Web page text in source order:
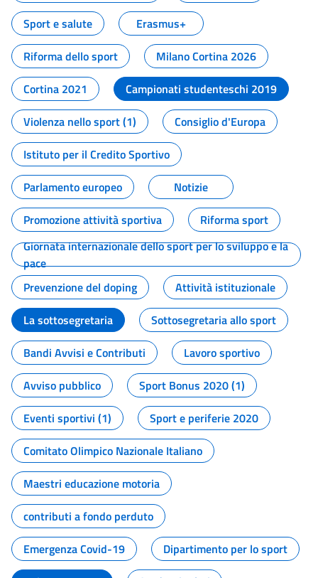
Sport e salute
Erasmus+
Riforma dello sport
Milano Cortina 2026
Cortina 2021
Campionati studenteschi 2019
Violenza nello sport (1)
Consiglio d'Europa
Istituto per il Credito Sportivo
Parlamento europeo
Notizie
Promozione attività sportiva
Riforma sport
Giornata internazionale dello sport per lo sviluppo e la
pace
Prevenzione del doping
Attività istituzionale
La sottosegretaria
Sottosegretaria allo sport
Bandi Avvisi e Contributi
Lavoro sportivo
Avviso pubblico
Sport Bonus 2020 (1)
Eventi sportivi (1)
Sport e periferie 2020
Comitato Olimpico Nazionale Italiano
Maestri educazione motoria
contributi a fondo perduto
Emergenza Covid-19
Dipartimento per lo sport